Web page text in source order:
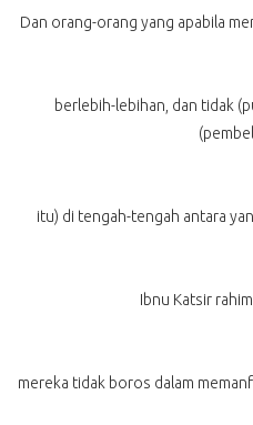
Dan orang-orang yang apabila
berlebih-lebihan, dan tidak
itu) di tengah-tengah antara
Ibnu Katsir
mereka tidak boros dalam